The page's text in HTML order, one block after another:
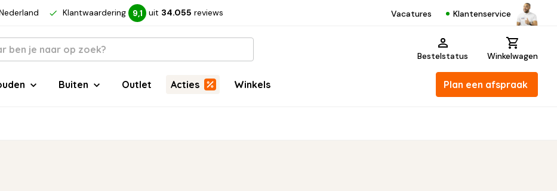
Klantwaardering 9,1 uit 34.055 reviews Vacatures Klantenservice
Bestelstatus Winkelwagen
Buiten Outlet Acties Winkels Plan een afspraak